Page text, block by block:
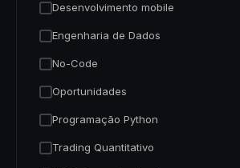
Desenvolvimento mobile
Engenharia de Dados
No-Code
Oportunidades
Programação Python
Trading Quantitativo